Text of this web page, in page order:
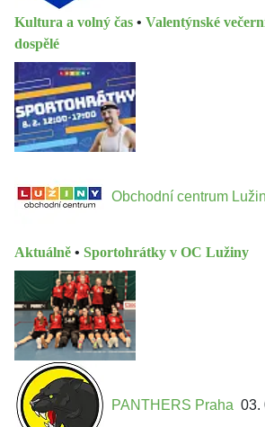
Kultura a volný čas • Valentýnské
dospělé
Obchodní centrum
Aktuálně • Sportohrátky v OC Lužiny
PANTHERS Praha 03.